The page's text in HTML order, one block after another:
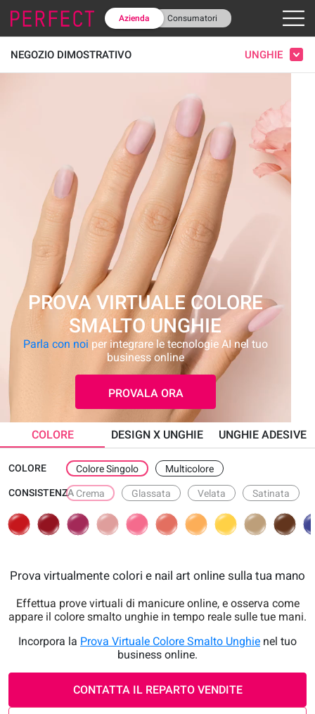
Azienda Consumatori
NEGOZIO DIMOSTRATIVO UNGHIE
PROVA VIRTUALE COLORE
SMALTO UNGHIE
Parla con noi per integrare le tecnologie AI nel tuo
business online
PROVALA ORA
COLORE DESIGN X UNGHIE UNGHIE ADESIVE
COLORE Colore Singolo Multicolore
CONSISTENZA Crema Glassata Velata Satinata
Prova virtualmente colori e nail art online sulla tua mano
Effettua prove virtuali di manicure online, e osserva come
appare il colore smalto unghie in tempo reale sulle tue mani.
Incorpora la Prova Virtuale Colore Smalto Unghie nel tuo
business online.
CONTATTA IL REPARTO VENDITE